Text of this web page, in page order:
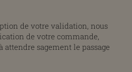
de votre validation, nous
de votre commande,
attendre sagement le passage